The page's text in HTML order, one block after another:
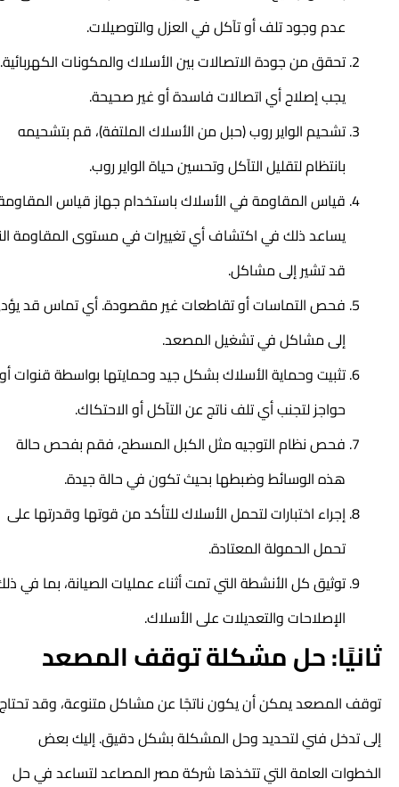
عدم وجود تلف أو تآكل في العزل والتوصيلات.
تحقق من جودة الاتصالات بين الأسلاك والمكونات الكهربائية.
يجب إصلاح أي اتصالات فاسدة أو غير صحيحة.
تشحيم الواير روب (حبل من الأسلاك الملتفة)، قم بتشحيمه
بانتظام لتقليل التآكل وتحسين حياة الواير روب.
قياس المقاومة في الأسلاك باستخدام جهاز قياس المقاومة.
يساعد ذلك في اكتشاف أي تغييرات في مستوى المقاومة التي
قد تشير إلى مشاكل.
فحص التماسات أو تقاطعات غير مقصودة. أي تماس قد يؤدي
إلى مشاكل في تشغيل المصعد.
تثبيت وحماية الأسلاك بشكل جيد وحمايتها بواسطة قنوات أو
حواجز لتجنب أي تلف ناتج عن التآكل أو الاحتكاك.
فحص نظام التوجيه مثل الكبل المسطح، فقم بفحص حالة
هذه الوسائط وضبطها بحيث تكون في حالة جيدة.
إجراء اختبارات لتحمل الأسلاك للتأكد من قوتها وقدرتها على
تحمل الحمولة المعتادة.
توثيق كل الأنشطة التي تمت أثناء عمليات الصيانة، بما في ذلك
الإصلاحات والتعديلات على الأسلاك.
ثانيًا: حل مشكلة توقف المصعد
توقف المصعد يمكن أن يكون ناتجًا عن مشاكل متنوعة، وقد تحتاج
إلى تدخل فني لتحديد وحل المشكلة بشكل دقيق. إليك بعض
الخطوات العامة التي تتخذها شركة مصر المصاعد لتساعد في حل